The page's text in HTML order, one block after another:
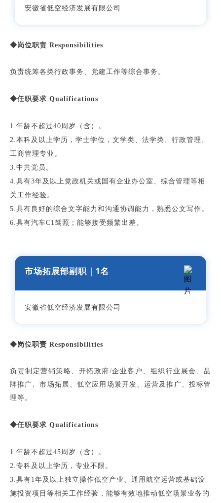
安徽省低空经济发展有限公司
◆岗位职责 Responsibilities
负责统筹各类行政事务、党建工作等综合事务。
◆任职要求 Qualifications
1.年龄不超过40周岁（含）。
2.本科及以上学历，学士学位，文学类、法学类、行政管理、
工商管理专业。
3.中共党员。
4.具有3年及以上党政机关或国有企业办公室、综合管理等相
关工作经验。
5.具有良好的综合文字能力和沟通协调能力，熟悉公文写作。
6.具有汽车C1驾照；能够接受频繁出差。
市场拓展部副职 ｜1名
安徽省低空经济发展有限公司
◆岗位职责 Responsibilities
负责制定营销策略、开拓政府/企业客户、组织行业展会、品
牌推广、市场拓展、低空应用场景开发、运营及推广、投标管
理等。
◆任职要求 Qualifications
1.年龄不超过45周岁（含）。
2.专科及以上学历，专业不限。
3.具有1年及以上独立操作低空产业、通用航空运营或基础设
施投资项目等相关工作经验，能够有效地推动低空场景业务的